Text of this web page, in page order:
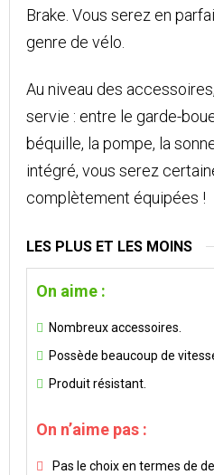
Brake. Vous serez en
genre de vélo.
Au niveau des
servie : entre le garde-
béquille, la pompe, la
intégré, vous serez
complètement équipées !
LES PLUS ET LES MOINS
On aime :
Nombreux accessoires.
Possède beaucoup de
Produit résistant.
On n’aime pas :
Pas le choix en termes de